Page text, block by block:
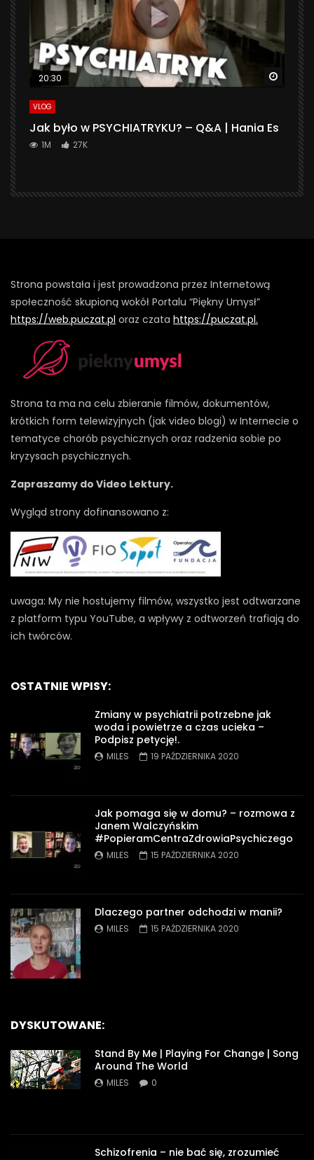
20:30
VLOG
Jak było w PSYCHIATRYKU? – Q&A | Hania Es
1M 27K
Strona powstała i jest prowadzona przez Internetową
społeczność skupioną wokół Portalu “Piękny Umysł”
https://web.puczat.pl oraz czata https://puczat.pl.
Strona ta ma na celu zbieranie filmów, dokumentów,
krótkich form telewizyjnych (jak video blogi) w Internecie o
tematyce chorób psychicznych oraz radzenia sobie po
kryzysach psychicznych.
Zapraszamy do Video Lektury.
Wygląd strony dofinansowano z:
uwaga: My nie hostujemy filmów, wszystko jest odtwarzane
z platform typu YouTube, a wpływy z odtworzeń trafiają do
ich twórców.
OSTATNIE WPISY:
Zmiany w psychiatrii potrzebne jak
woda i powietrze a czas ucieka –
Podpisz petycję!.
MILES 19 PAŹDZIERNIKA 2020
Jak pomaga się w domu? – rozmowa z
Janem Walczyńskim
#PopieramCentraZdrowiaPsychiczego
MILES 15 PAŹDZIERNIKA 2020
Dlaczego partner odchodzi w manii?
MILES 15 PAŹDZIERNIKA 2020
DYSKUTOWANE:
Stand By Me | Playing For Change | Song
Around The World
MILES 0
Schizofrenia – nie bać się, zrozumieć